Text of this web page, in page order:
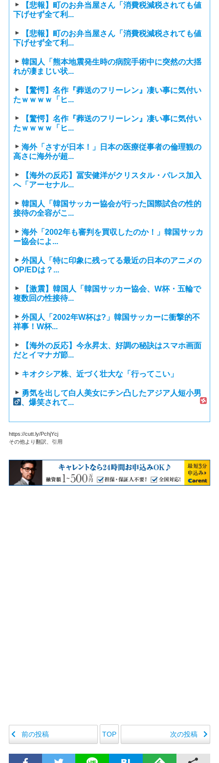
【悲報】町のお弁当屋さん「消費税減税されても値
下げせず全て利...
【悲報】町のお弁当屋さん「消費税減税されても値
下げせず全て利...
韓国人「熊本地震発生時の病院手術中に突然の大揺
れが凄まじい状...
【驚愕】名作『葬送のフリーレン』凄い事に気付い
たｗｗｗｗ「ヒ...
【驚愕】名作『葬送のフリーレン』凄い事に気付い
たｗｗｗｗ「ヒ...
海外「さすが日本！」日本の医療従事者の倫理観の
高さに海外が超...
【海外の反応】冨安健洋がクリスタル・パレス加入
へ「アーセナル...
韓国人「韓国サッカー協会が行った国際試合の性的
接待の全容がこ...
海外「2002年も審判を買収したのか！」韓国サッカ
ー協会によ...
外国人「特に印象に残ってる最近の日本のアニメの
OP/EDは？...
【激震】韓国人「韓国サッカー協会、W杯・五輪で
複数回の性接待...
外国人「2002年W杯は?」韓国サッカーに衝撃的不
祥事！W杯...
【海外の反応】今永昇太、好調の秘訣はスマホ画面
だとイマナガ節...
キオクシア株、近づく壮大な「行ってこい」
勇気を出して白人美女にチン凸したアジア人短小男
、爆笑されて...
https://cutt.ly/PchjYcj
その他より翻訳、引用
前の投稿 TOP 次の投稿